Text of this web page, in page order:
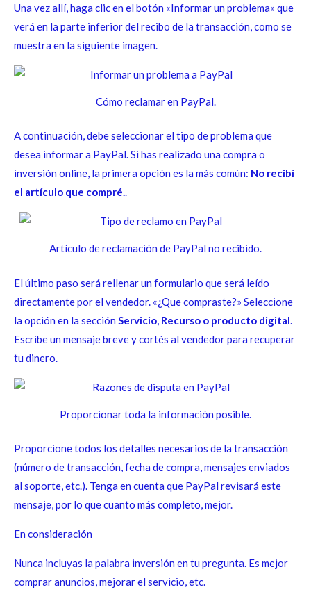
Una vez allí, haga clic en el botón «Informar un problema» que
verá en la parte inferior del recibo de la transacción, como se
muestra en la siguiente imagen.
Cómo reclamar en PayPal.
A continuación, debe seleccionar el tipo de problema que
desea informar a PayPal. Si has realizado una compra o
inversión online, la primera opción es la más común: No recibí
el artículo que compré..
Artículo de reclamación de PayPal no recibido.
El último paso será rellenar un formulario que será leído
directamente por el vendedor. «¿Que compraste?» Seleccione
la opción en la sección Servicio, Recurso o producto digital.
Escribe un mensaje breve y cortés al vendedor para recuperar
tu dinero.
Proporcionar toda la información posible.
Proporcione todos los detalles necesarios de la transacción
(número de transacción, fecha de compra, mensajes enviados
al soporte, etc.). Tenga en cuenta que PayPal revisará este
mensaje, por lo que cuanto más completo, mejor.
En consideración
Nunca incluyas la palabra inversión en tu pregunta. Es mejor
comprar anuncios, mejorar el servicio, etc.